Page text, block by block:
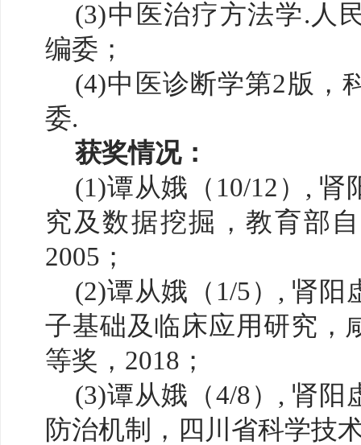
(3)中医治疗方法学.人
编委；
(4)中医诊断学第2版，
委.
获奖情况：
(1)谭从娥（10/12）,
究及数据挖掘，教育部
2005；
(2)谭从娥（1/5）, 肾阳
子基础及临床应用研究，
等奖，2018；
(3)谭从娥（4/8）, 肾阳
防治机制，四川省科学技